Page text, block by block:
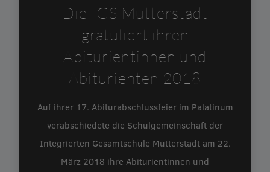
Die IGS Mutterstadt
gratuliert ihren
Abiturientinnen und
Abiturienten 2018
Auf ihrer 17. Abiturabschlussfeier im Palatinum
verabschiedete die Schulgemeinschaft der
Integrierten Gesamtschule Mutterstadt am 22.
März 2018 ihre Abiturientinnen und